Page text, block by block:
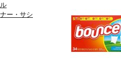
ー・サシ